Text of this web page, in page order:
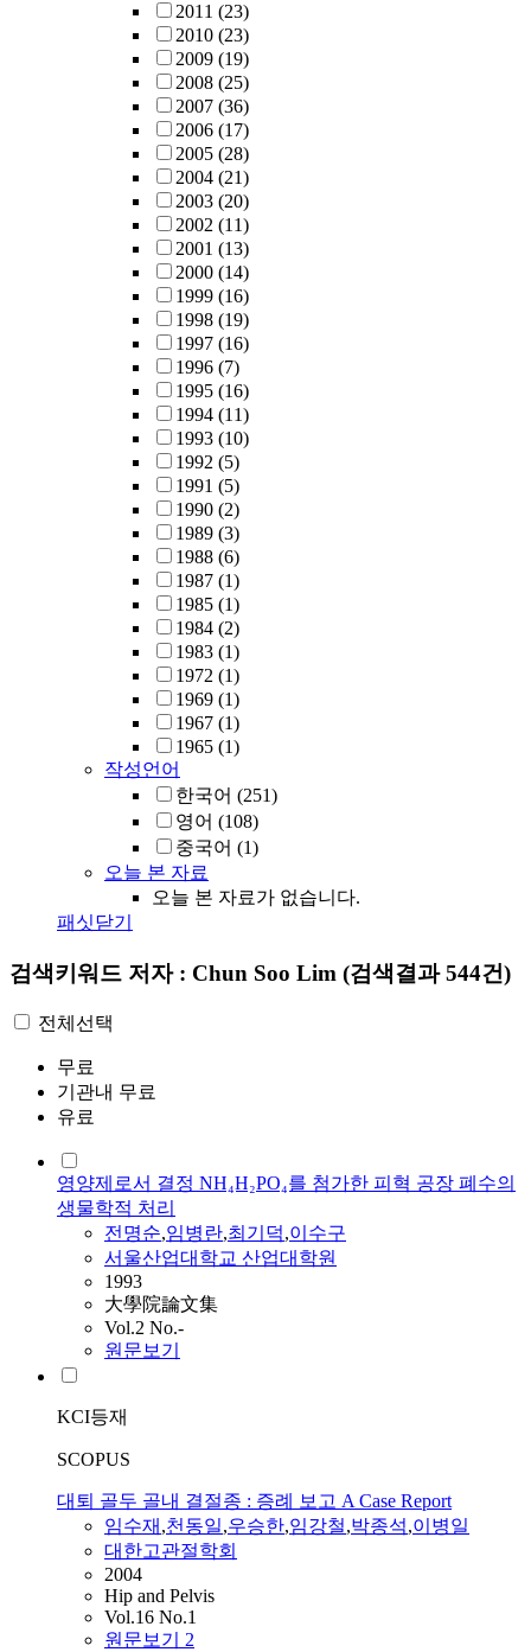
2011 (23)
2010 (23)
2009 (19)
2008 (25)
2007 (36)
2006 (17)
2005 (28)
2004 (21)
2003 (20)
2002 (11)
2001 (13)
2000 (14)
1999 (16)
1998 (19)
1997 (16)
1996 (7)
1995 (16)
1994 (11)
1993 (10)
1992 (5)
1991 (5)
1990 (2)
1989 (3)
1988 (6)
1987 (1)
1985 (1)
1984 (2)
1983 (1)
1972 (1)
1969 (1)
1967 (1)
1965 (1)
작성언어
한국어 (251)
영어 (108)
중국어 (1)
오늘 본 자료
오늘 본 자료가 없습니다.
패싯닫기
검색키워드 저자 : Chun Soo Lim (검색결과 544건)
전체선택
무료
기관내 무료
유료
영양제로서 결정 NH₄H₂PO₄를 첨가한 피혁 공장 폐수의
생물학적 처리
전명순,임병란,최기덕,이수구
서울산업대학교 산업대학원
1993
大學院論文集
Vol.2 No.-
원문보기
KCI등재
SCOPUS
대퇴 골두 골내 결절종 : 증례 보고 A Case Report
임수재 ,천동일,우승한,임강철,박종석,이병일
대한고관절학회
2004
Hip and Pelvis
Vol.16 No.1
원문보기 2